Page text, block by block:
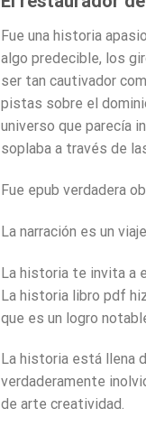
Fue una historia
algo predecible, los
ser tan cautivador
pistas sobre el
universo que parecía
soplaba a través de
Fue epub verdadera
La narración es un
La historia te invita a
La historia libro pdf
que es un logro
La historia está llena
verdaderamente
de arte creatividad.